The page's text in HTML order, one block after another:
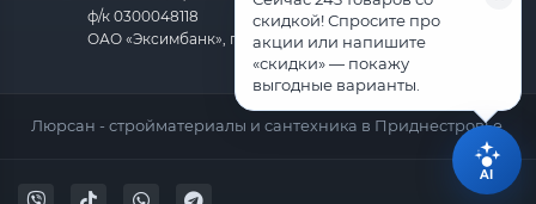
ф/к 0300048118
ОАО «Эксимбанк», г.Бендеры, р/с 2212670000000818
Люрсан - стройматериалы и сантехника в Приднестровье.
скидкой! Спросите про
акции или напишите
«скидки» — покажу
выгодные варианты.
AI